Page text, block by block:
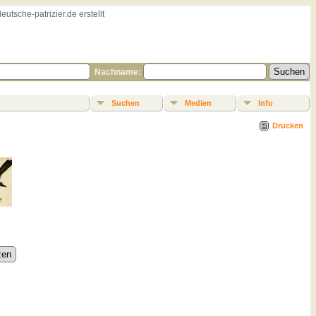
patrizier.de erstellt
Nachname:
Suchen Medien Info
Drucken